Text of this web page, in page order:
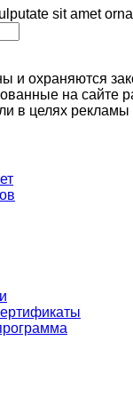
sit amet
и охраняются
на сайте
в целях рекламы